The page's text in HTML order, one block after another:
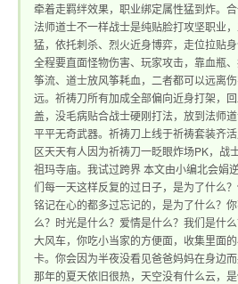
1.76传奇sf网站 提
供1.76私服开区资
牵着走羁绊效果，职业绑定属性猛到炸。
法师道士不一样战士是纯贴脸打攻坚职业
猛，依托刺杀、烈火近身博弈，走位拉贴
全程要直面怪物伤害、玩家攻击，靠血瓶
筝流、道士放风筝耗血，二者都可以远离
远。祈祷刀所有加成全部偏向近身打架，
盖，没毛病贴合战士硬刚打法，放到法师
平平无奇武器。祈祷刀上线于祈祷套装齐
区天天有人因为祈祷刀一眨眼炸场PK，战
祖玛寺庙。我试过跨界 本文由小编北会娟
们每一天这样反复的过日子，是为了什么
铭记在心的都多过忘记的，是为了什么？
么？时光是什么？爱情是什么？我们是什
大风车，你吃小当家的方便面，收集里面
卡。你会因为半夜没看见爸爸妈妈在身边
那年的夏天依旧很热，天空没有什么云，